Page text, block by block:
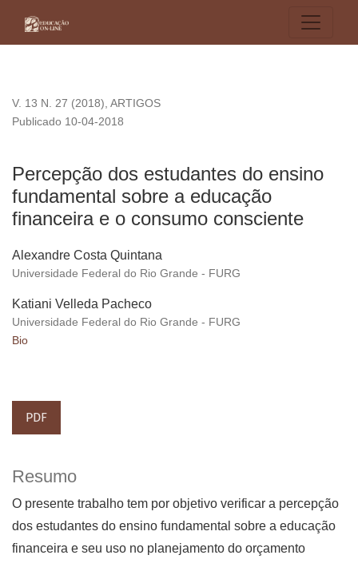
V. 13 N. 27 (2018), ARTIGOS
Percepção dos estudantes do ensino
fundamental sobre a educação
financeira e o consumo consciente
Publicado 10-04-2018
Alexandre Costa Quintana
Universidade Federal do Rio Grande - FURG
Katiani Velleda Pacheco
Universidade Federal do Rio Grande - FURG
Bio
PDF
Resumo
O presente trabalho tem por objetivo verificar a percepção
dos estudantes do ensino fundamental sobre a educação
financeira e seu uso no planejamento do orçamento